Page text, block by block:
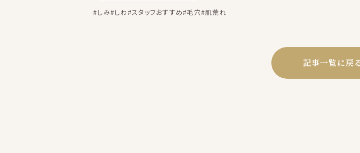
#しみ#しわ#スタッフおすすめ#毛穴#肌荒れ
記事一覧に戻